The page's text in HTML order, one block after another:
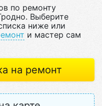
по ремонту
Выберите
ниже или
и мастер сам
на ремонт